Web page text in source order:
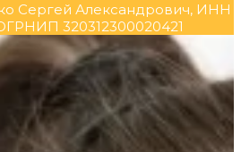
Сергей Александрович, ИНН
320312300020421